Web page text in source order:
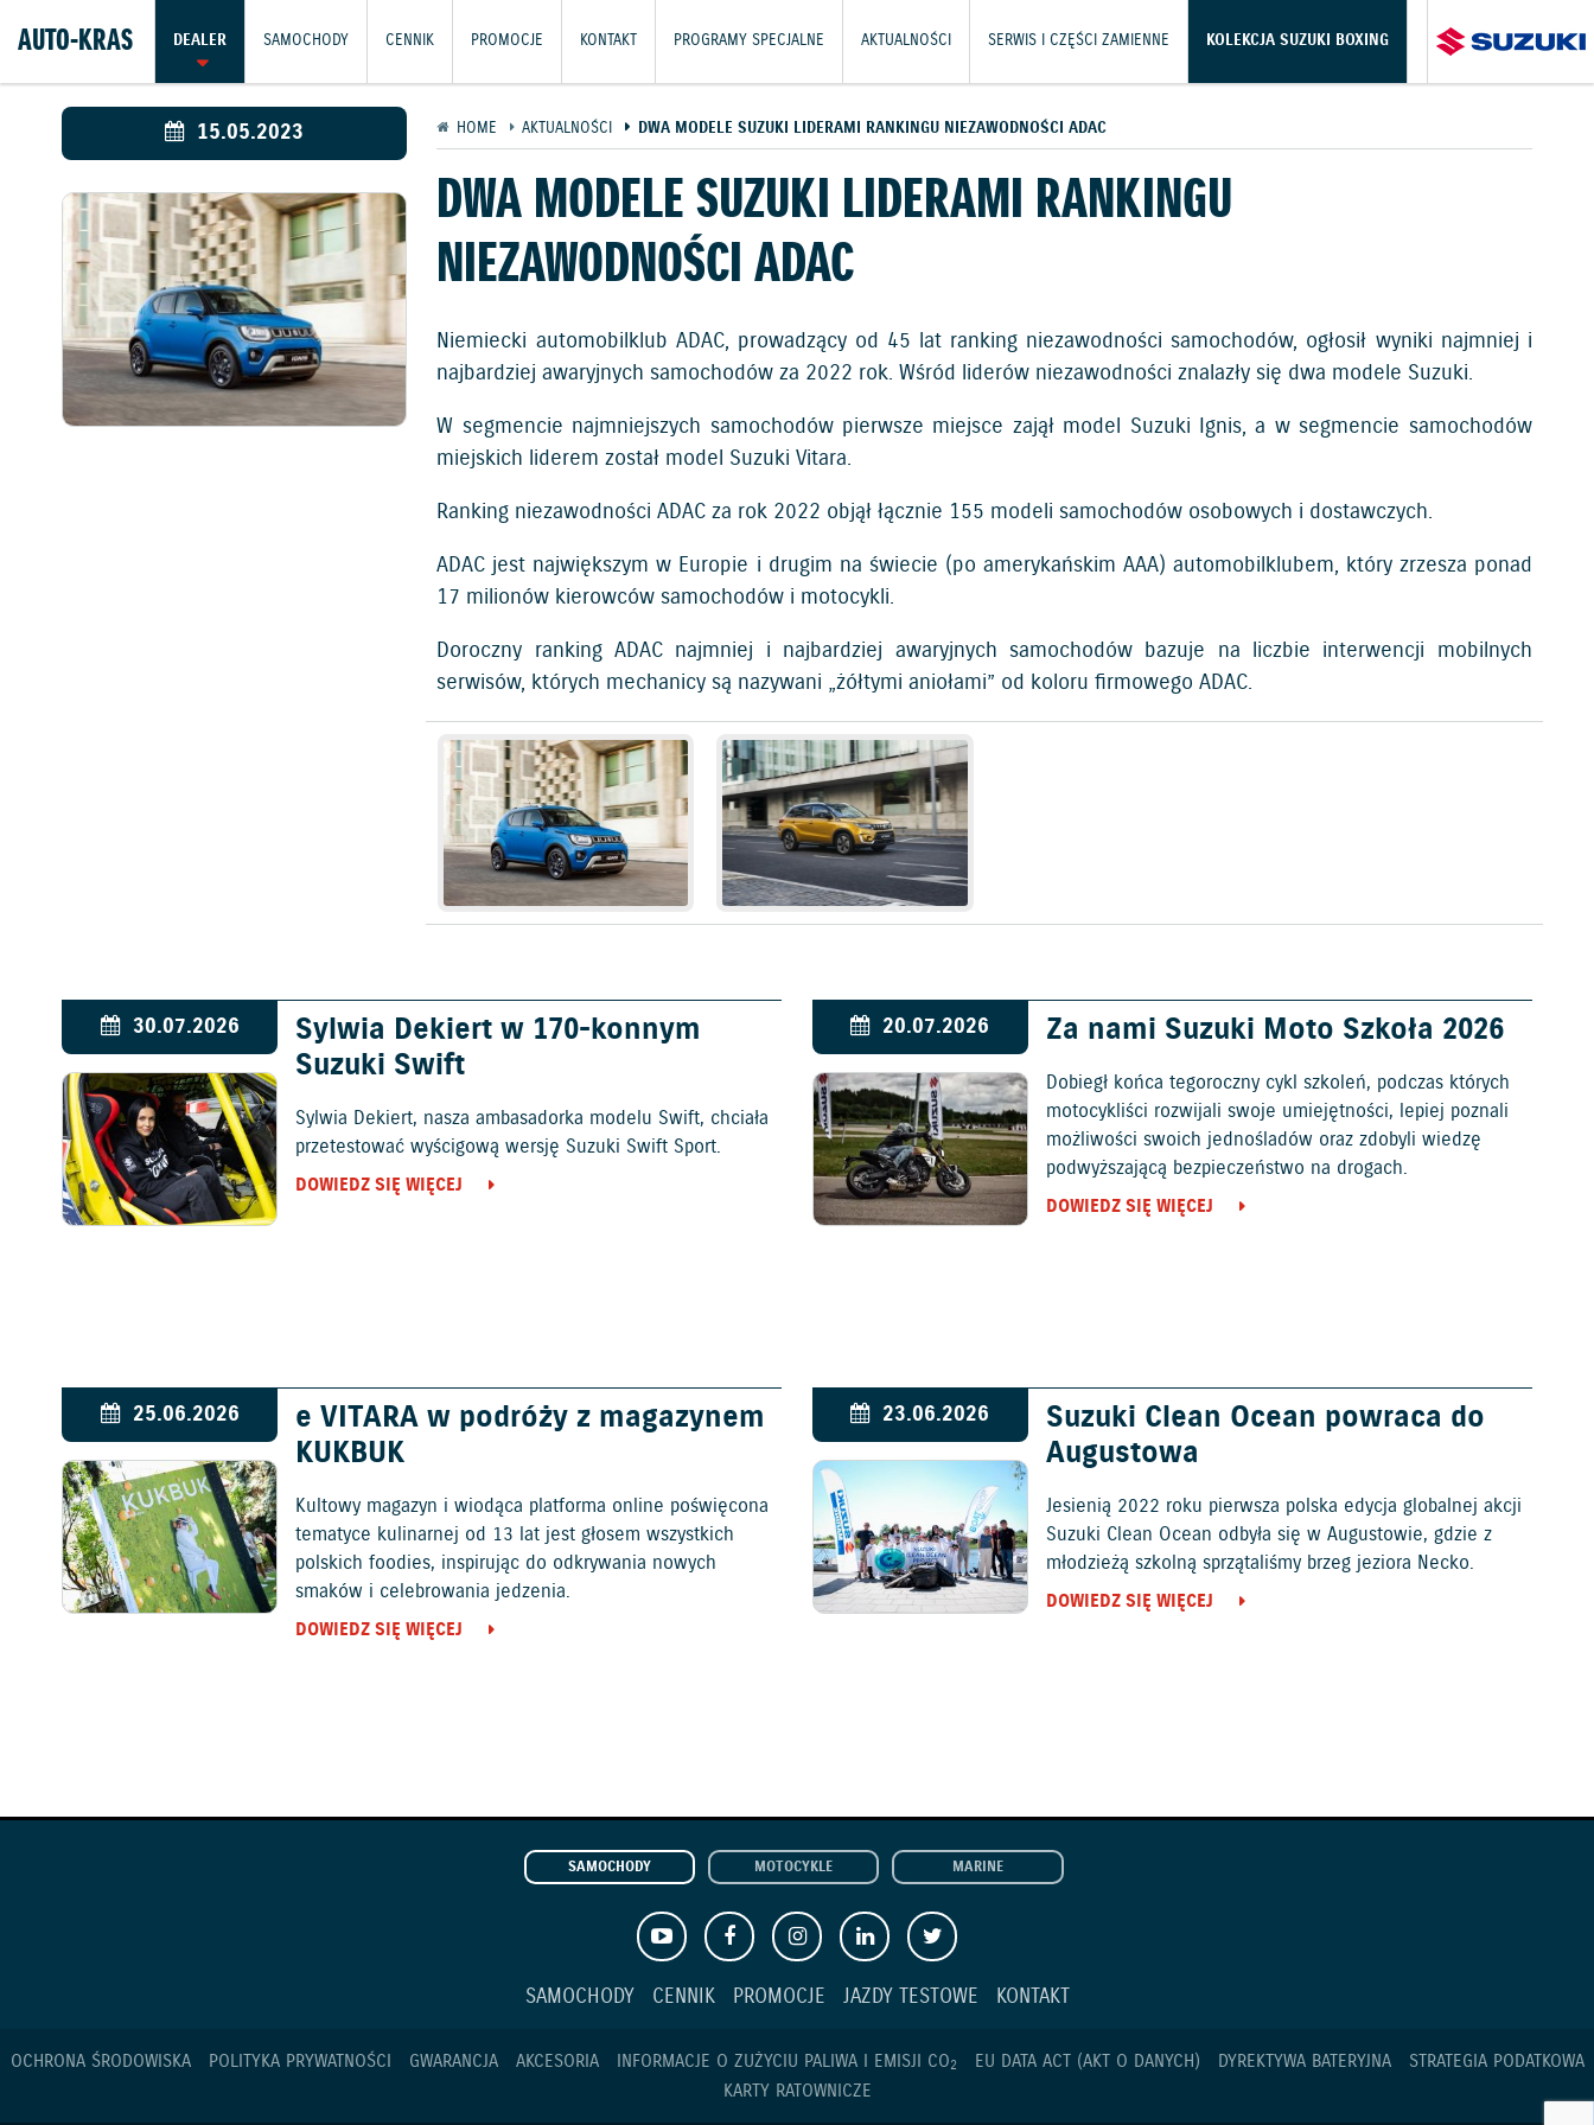
AUTO-KRAS DEALER SAMOCHODY CENNIK PROMOCJE KONTAKT PROGRAMY SPECJALNE AKTUALNOŚCI SERWIS I CZĘŚCI ZAMIENNE KOLEKCJA SUZUKI BOXING
15.05.2023 HOME AKTUALNOŚCI DWA MODELE SUZUKI LIDERAMI RANKINGU NIEZAWODNOŚCI ADAC
DWA MODELE SUZUKI LIDERAMI RANKINGU
NIEZAWODNOŚCI ADAC
Niemiecki automobilklub ADAC, prowadzący od 45 lat ranking niezawodności samochodów, ogłosił wyniki najmniej i
najbardziej awaryjnych samochodów za 2022 rok. Wśród liderów niezawodności znalazły się dwa modele Suzuki.
W segmencie najmniejszych samochodów pierwsze miejsce zajął model Suzuki Ignis, a w segmencie samochodów
miejskich liderem został model Suzuki Vitara.
Ranking niezawodności ADAC za rok 2022 objął łącznie 155 modeli samochodów osobowych i dostawczych.
ADAC jest największym w Europie i drugim na świecie (po amerykańskim AAA) automobilklubem, który zrzesza ponad
17 milionów kierowców samochodów i motocykli.
Doroczny ranking ADAC najmniej i najbardziej awaryjnych samochodów bazuje na liczbie interwencji mobilnych
serwisów, których mechanicy są nazywani „żółtymi aniołami” od koloru firmowego ADAC.
30.07.2026
Sylwia Dekiert w 170-konnym
Suzuki Swift
Sylwia Dekiert, nasza ambasadorka modelu Swift, chciała
przetestować wyścigową wersję Suzuki Swift Sport.
DOWIEDZ SIĘ WIĘCEJ
20.07.2026 Za nami Suzuki Moto Szkoła 2026
Dobiegł końca tegoroczny cykl szkoleń, podczas których
motocykliści rozwijali swoje umiejętności, lepiej poznali
możliwości swoich jednośladów oraz zdobyli wiedzę
podwyższającą bezpieczeństwo na drogach.
DOWIEDZ SIĘ WIĘCEJ
25.06.2026
e VITARA w podróży z magazynem
KUKBUK
Kultowy magazyn i wiodąca platforma online poświęcona
tematyce kulinarnej od 13 lat jest głosem wszystkich
polskich foodies, inspirując do odkrywania nowych
smaków i celebrowania jedzenia.
DOWIEDZ SIĘ WIĘCEJ
23.06.2026
Suzuki Clean Ocean powraca do
Augustowa
Jesienią 2022 roku pierwsza polska edycja globalnej akcji
Suzuki Clean Ocean odbyła się w Augustowie, gdzie z
młodzieżą szkolną sprzątaliśmy brzeg jeziora Necko.
DOWIEDZ SIĘ WIĘCEJ
SAMOCHODY MOTOCYKLE MARINE
SAMOCHODY CENNIK PROMOCJE JAZDY TESTOWE KONTAKT
OCHRONA ŚRODOWISKA POLITYKA PRYWATNOŚCI GWARANCJA AKCESORIA INFORMACJE O ZUŻYCIU PALIWA I EMISJI CO2 EU DATA ACT (AKT O DANYCH) DYREKTYWA BATERYJNA
STRATEGIA PODATKOWA
KARTY RATOWNICZE